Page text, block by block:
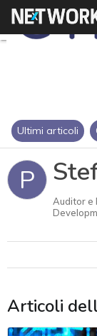
Ultimi articoli
P
Auditor e
Articoli